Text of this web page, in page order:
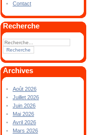
Contact
Recherche
Archives
Août 2026
Juillet 2026
Juin 2026
Mai 2026
Avril 2026
Mars 2026